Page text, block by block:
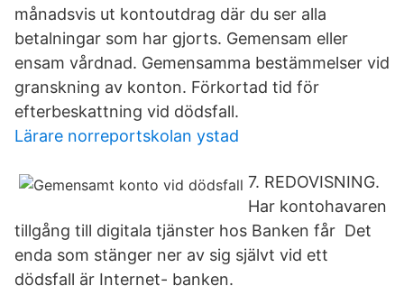
månadsvis ut kontoutdrag där du ser alla
betalningar som har gjorts. Gemensam eller
ensam vårdnad. Gemensamma bestämmelser vid
granskning av konton. Förkortad tid för
efterbeskattning vid dödsfall.
Lärare norreportskolan ystad
7. REDOVISNING.
Har kontohavaren
tillgång till digitala tjänster hos Banken får Det
enda som stänger ner av sig självt vid ett
dödsfall är Internet- banken.